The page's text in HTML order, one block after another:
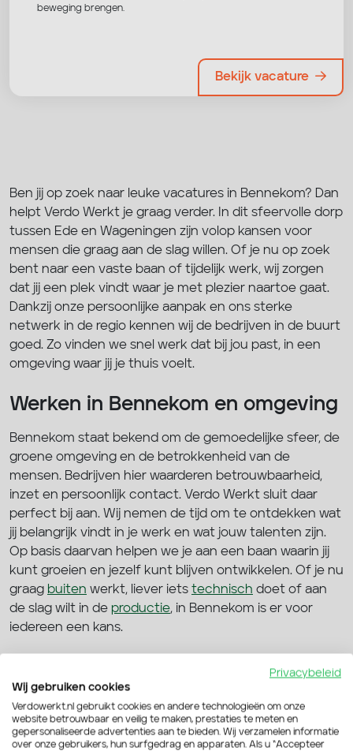
beweging brengen.
Bekijk vacature
Ben jij op zoek naar leuke vacatures in Bennekom? Dan
helpt Verdo Werkt je graag verder. In dit sfeervolle dorp
tussen Ede en Wageningen zijn volop kansen voor
mensen die graag aan de slag willen. Of je nu op zoek
bent naar een vaste baan of tijdelijk werk, wij zorgen
dat jij een plek vindt waar je met plezier naartoe gaat.
Dankzij onze persoonlijke aanpak en ons sterke
netwerk in de regio kennen wij de bedrijven in de buurt
goed. Zo vinden we snel werk dat bij jou past, in een
omgeving waar jij je thuis voelt.
Werken in Bennekom en omgeving
Bennekom staat bekend om de gemoedelijke sfeer, de
groene omgeving en de betrokkenheid van de
mensen. Bedrijven hier waarderen betrouwbaarheid,
inzet en persoonlijk contact. Verdo Werkt sluit daar
perfect bij aan. Wij nemen de tijd om te ontdekken wat
jij belangrijk vindt in je werk en wat jouw talenten zijn.
Op basis daarvan helpen we je aan een baan waarin jij
kunt groeien en jezelf kunt blijven ontwikkelen. Of je nu
graag buiten werkt, liever iets technisch doet of aan
de slag wilt in de productie, in Bennekom is er voor
iedereen een kans.
Voor starters én ervaren krachten
Sta je aan het begin van je loopbaan of heb je al jaren
ervaring in jouw vakgebied? Wat je achtergrond ook is,
bij Verdo Werkt kijken we verder dan je cv. We vinden
Privacybeleid
Wij gebruiken cookies
Verdowerkt.nl gebruikt cookies en andere technologieën om onze
website betrouwbaar en veilig te maken, prestaties te meten en
gepersonaliseerde advertenties aan te bieden. Wij verzamelen informatie
over onze gebruikers, hun surfgedrag en apparaten. Als u “Accepteer